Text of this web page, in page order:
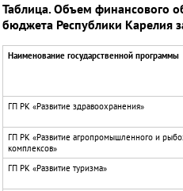
Таблица. Объем финансового
бюджета Республики Карелия
Наименование государственной программы
ГП РК «Развитие здравоохранения»
ГП РК «Развитие агропромышленного и
комплексов»
ГП РК «Развитие туризма»